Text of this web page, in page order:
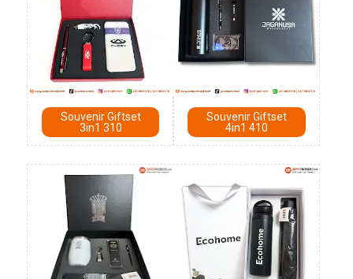
Souvenir Giftset
3in1 310
Souvenir Giftset
4in1 410